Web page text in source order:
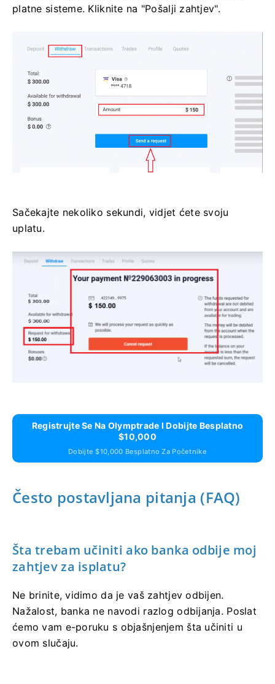
platne sisteme. Kliknite na "Pošalji zahtjev".
Sačekajte nekoliko sekundi, vidjet ćete svoju
uplatu.
Registrujte Se Na Olymptrade I Dobijte Besplatno
$10,000
Dobijte $10,000 Besplatno Za Početnike
Često postavljana pitanja (FAQ)
Šta trebam učiniti ako banka odbije moj
zahtjev za isplatu?
Ne brinite, vidimo da je vaš zahtjev odbijen.
Nažalost, banka ne navodi razlog odbijanja. Poslat
ćemo vam e-poruku s objašnjenjem šta učiniti u
ovom slučaju.